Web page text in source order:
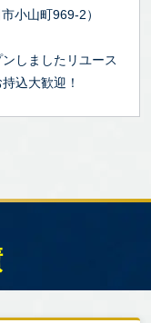
小山町969-2）
しましたリユース
込大歓迎！